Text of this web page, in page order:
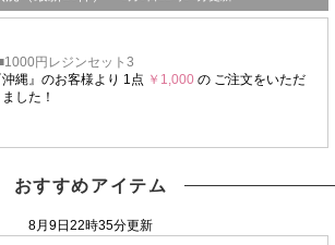
おすすめアイテム